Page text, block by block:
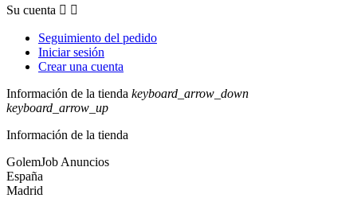
Su cuenta  
Seguimiento del pedido
Iniciar sesión
Crear una cuenta
Información de la tienda keyboard_arrow_down
keyboard_arrow_up
Información de la tienda
GolemJob Anuncios
España
Madrid